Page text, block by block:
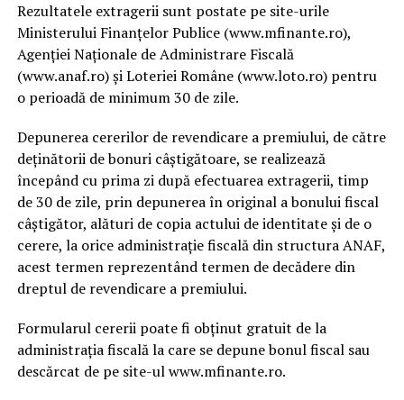
Rezultatele extragerii sunt postate pe site-urile
Ministerului Finanţelor Publice (www.mfinante.ro),
Agenţiei Naţionale de Administrare Fiscală
(www.anaf.ro) şi Loteriei Române (www.loto.ro) pentru
o perioadă de minimum 30 de zile.
Depunerea cererilor de revendicare a premiului, de către
deţinătorii de bonuri câştigătoare, se realizează
începând cu prima zi după efectuarea extragerii, timp
de 30 de zile, prin depunerea în original a bonului fiscal
câştigător, alături de copia actului de identitate şi de o
cerere, la orice administraţie fiscală din structura ANAF,
acest termen reprezentând termen de decădere din
dreptul de revendicare a premiului.
Formularul cererii poate fi obţinut gratuit de la
administraţia fiscală la care se depune bonul fiscal sau
descărcat de pe site-ul www.mfinante.ro.